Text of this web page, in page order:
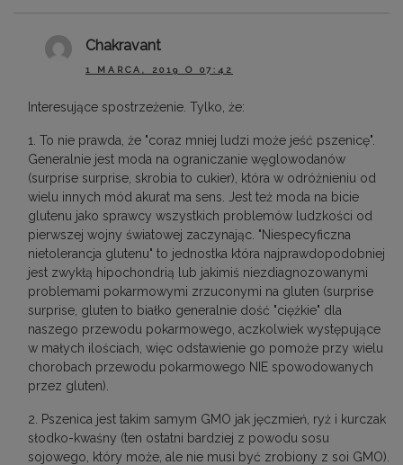
Chakravant
1 MARCA, 2019 O 07:42
Interesujące spostrzeżenie. Tylko, że:
1. To nie prawda, że "coraz mniej ludzi może jeść pszenicę".
Generalnie jest moda na ograniczanie węglowodanów
(surprise surprise, skrobia to cukier), która w odróżnieniu od
wielu innych mód akurat ma sens. Jest też moda na bicie
glutenu jako sprawcy wszystkich problemów ludzkości od
pierwszej wojny światowej zaczynając. "Niespecyficzna
nietolerancja glutenu" to jednostka która najprawdopodobniej
jest zwykłą hipochondrią lub jakimiś niezdiagnozowanymi
problemami pokarmowymi zrzuconymi na gluten (surprise
surprise, gluten to białko generalnie dość "ciężkie" dla
naszego przewodu pokarmowego, aczkolwiek występujące
w małych ilościach, więc odstawienie go pomoże przy wielu
chorobach przewodu pokarmowego NIE spowodowanych
przez gluten).
2. Pszenica jest takim samym GMO jak jęczmień, ryż i kurczak
słodko-kwaśny (ten ostatni bardziej z powodu sosu
sojowego, który może, ale nie musi być zrobiony z soi GMO).